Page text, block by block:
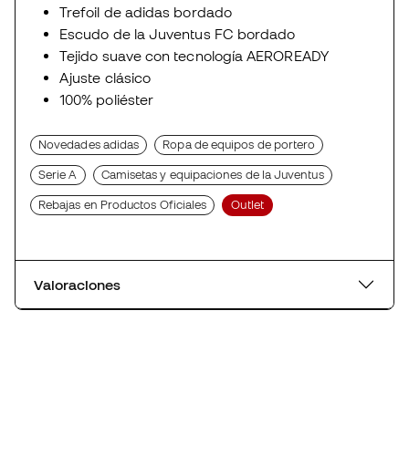
Trefoil de adidas bordado
Escudo de la Juventus FC bordado
Tejido suave con tecnología AEROREADY
Ajuste clásico
100% poliéster
Novedades adidas Ropa de equipos de portero
Serie A Camisetas y equipaciones de la Juventus
Rebajas en Productos Oficiales Outlet
Valoraciones